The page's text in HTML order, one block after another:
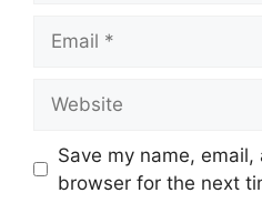
Save my name,
browser for the next